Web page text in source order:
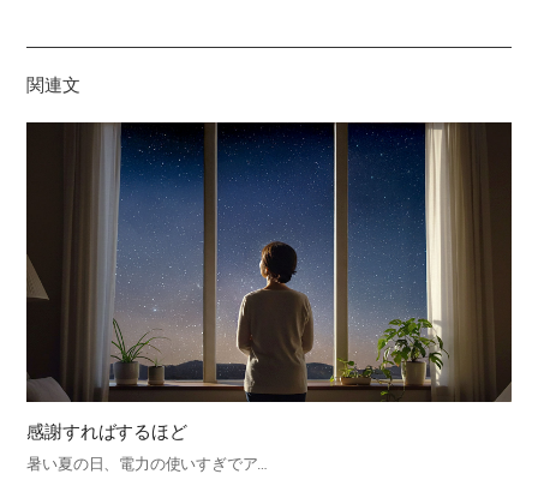
기
関連文
感謝すればするほど
暑い夏の日、電力の使いすぎでア…